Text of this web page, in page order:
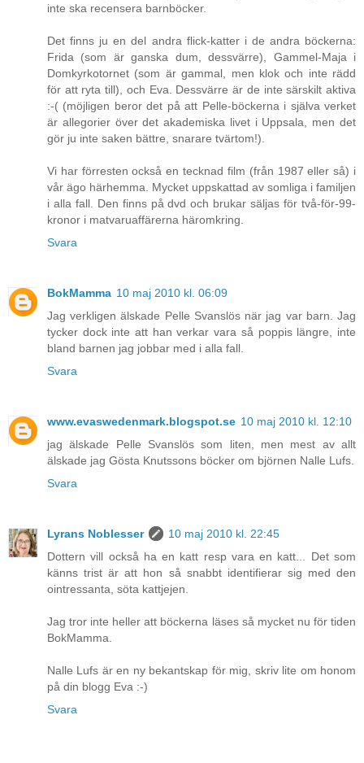
inte ska recensera barnböcker.
Det finns ju en del andra flick-katter i de andra böckerna:
Frida (som är ganska dum, dessvärre), Gammel-Maja i
Domkyrkotornet (som är gammal, men klok och inte rädd
för att ryta till), och Eva. Dessvärre är de inte särskilt aktiva
:-( (möjligen beror det på att Pelle-böckerna i själva verket
är allegorier över det akademiska livet i Uppsala, men det
gör ju inte saken bättre, snarare tvärtom!).
Vi har förresten också en tecknad film (från 1987 eller så) i
vår ägo härhemma. Mycket uppskattad av somliga i familjen
i alla fall. Den finns på dvd och brukar säljas för två-för-99-
kronor i matvaruaffärerna häromkring.
Svara
BokMamma 10 maj 2010 kl. 06:09
Jag verkligen älskade Pelle Svanslös när jag var barn. Jag
tycker dock inte att han verkar vara så poppis längre, inte
bland barnen jag jobbar med i alla fall.
Svara
www.evaswedenmark.blogspot.se 10 maj 2010 kl. 12:10
jag älskade Pelle Svanslös som liten, men mest av allt
älskade jag Gösta Knutssons böcker om björnen Nalle Lufs.
Svara
Lyrans Noblesser
10 maj 2010 kl. 22:45
Dottern vill också ha en katt resp vara en katt... Det som
känns trist är att hon så snabbt identifierar sig med den
ointressanta, söta kattjejen.
Jag tror inte heller att böckerna läses så mycket nu för tiden
BokMamma.
Nalle Lufs är en ny bekantskap för mig, skriv lite om honom
på din blogg Eva :-)
Svara